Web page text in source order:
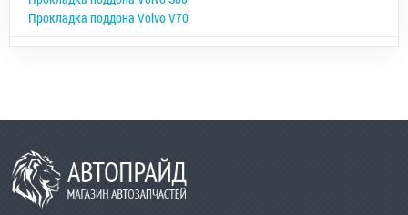
Прокладка поддона Volvo V70